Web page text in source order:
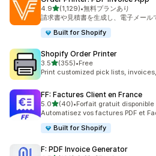
4.95つ星中
(1,129)
合計レビュー数：1129件
•無料プランあり
請求書や見積書を生成し、電子メール
Built for Shopify
Shopify Order Printer
3.55つ星中
(355)
合計レビュー数：355件
•Free
Print customized pick lists,
FF: Factures Client en France
5.05つ星中
(40)
合計レビュー数：40件
•Forfait gratuit disponible
Automatisez vos factures PDF et
Built for Shopify
F: PDF Invoice Generator